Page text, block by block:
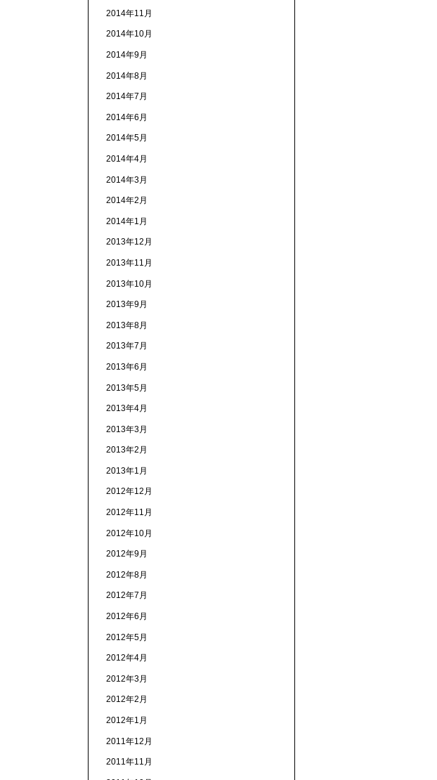
2014年11月
2014年10月
2014年9月
2014年8月
2014年7月
2014年6月
2014年5月
2014年4月
2014年3月
2014年2月
2014年1月
2013年12月
2013年11月
2013年10月
2013年9月
2013年8月
2013年7月
2013年6月
2013年5月
2013年4月
2013年3月
2013年2月
2013年1月
2012年12月
2012年11月
2012年10月
2012年9月
2012年8月
2012年7月
2012年6月
2012年5月
2012年4月
2012年3月
2012年2月
2012年1月
2011年12月
2011年11月